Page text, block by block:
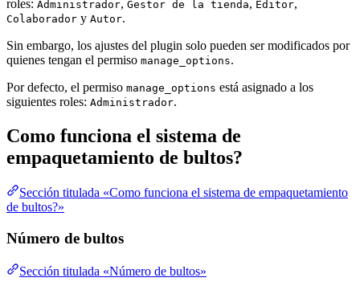
roles: Administrador, Gestor de la tienda, Editor,
Colaborador y Autor.
Sin embargo, los ajustes del plugin solo pueden ser modificados por
quienes tengan el permiso manage_options.
Por defecto, el permiso manage_options está asignado a los
siguientes roles: Administrador.
Como funciona el sistema de
empaquetamiento de bultos?
Sección titulada «Como funciona el sistema de empaquetamiento
de bultos?»
Número de bultos
Sección titulada «Número de bultos»